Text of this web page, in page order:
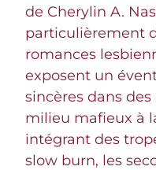
de Cherylin A.
particulièrement
romances
exposent un
sincères dans
milieu mafieux à
intégrant des
slow burn, les